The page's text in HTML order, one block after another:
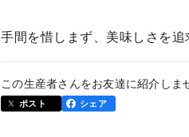
手間を惜しまず、美味しさを追
この生産者さんをお友達に紹介しま
ポスト シェア